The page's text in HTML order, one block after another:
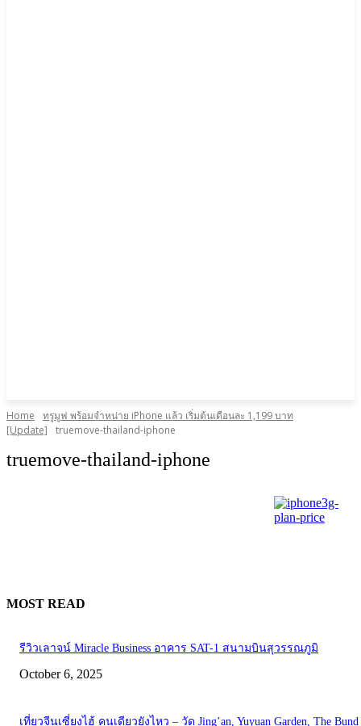
Home
ทรูมูฟ พร้อมจำหน่าย iPhone แล้ว เริ่มต้นเดือนละ 1,199 บาท
[Update]
truemove-thailand-iphone
truemove-thailand-iphone
MOST READ
รีวิวเลาจน์ Miracle Business อาคาร SAT-1 สนามบินสุวรรณภูมิ
October 6, 2025
เที่ยวจีนเซี่ยงไฮ้ คนเดียวยังไหว – วัด Jing’an, Yuyuan Garden, The Bund